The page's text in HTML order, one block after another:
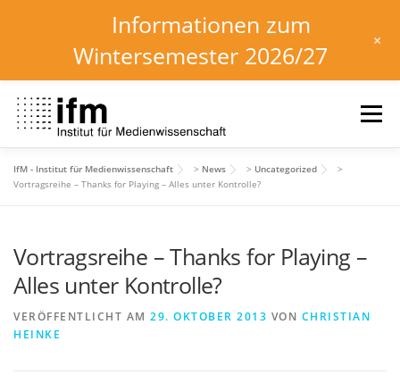
Inhalt
springen
Menü
HOME NEWS KALENDER
INSTITUT FORSCHUNG DOWNLOADS
IfM - Institut für Medienwissenschaft > News > Uncategorized
>
Vortragsreihe – Thanks for Playing – Alles unter Kontrolle?
Vortragsreihe – Thanks for Playing –
Alles unter Kontrolle?
VERÖFFENTLICHT AM 29. OKTOBER 2013 VON CHRISTIAN
HEINKE
Informationen zum
Wintersemester 2026/27
+